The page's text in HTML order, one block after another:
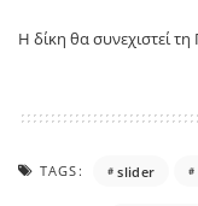
Η δίκη θα συνεχιστεί
TAGS: slider